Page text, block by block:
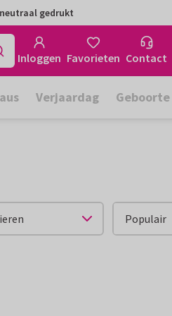
gedrukt
Inloggen Favorieten Contact
Verjaardag Geboorte